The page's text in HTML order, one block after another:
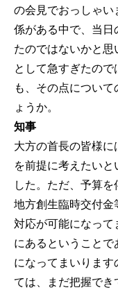
の会見でおっしゃい
係がある中で、当日
たのではないかと思
として急すぎたの
も、その点につい
ょうか。
知事
大方の首長の皆様に
を前提に考えたいと
した。ただ、予算
地方創生臨時交付金
対応が可能になって
にあるということ
になってまいりま
ては、まだ把握でき